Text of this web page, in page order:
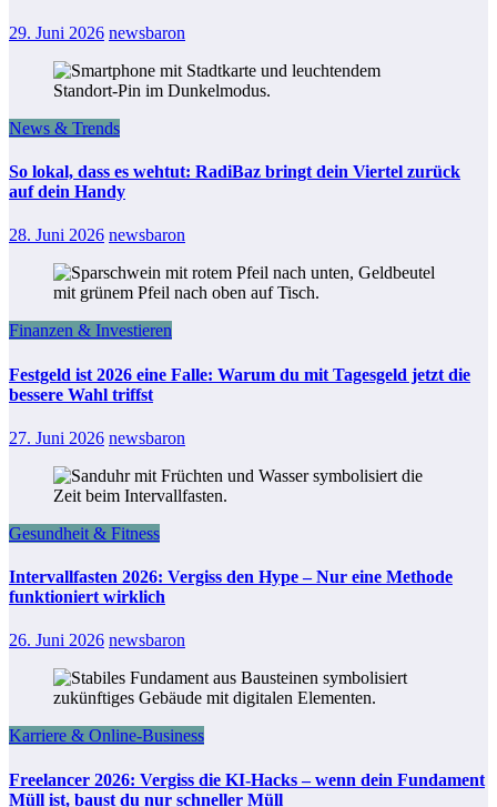
29. Juni 2026 newsbaron
News & Trends
So lokal, dass es wehtut: RadiBaz bringt dein Viertel zurück
auf dein Handy
28. Juni 2026 newsbaron
Finanzen & Investieren
Festgeld ist 2026 eine Falle: Warum du mit Tagesgeld jetzt die
bessere Wahl triffst
27. Juni 2026 newsbaron
Gesundheit & Fitness
Intervallfasten 2026: Vergiss den Hype – Nur eine Methode
funktioniert wirklich
26. Juni 2026 newsbaron
Karriere & Online-Business
Freelancer 2026: Vergiss die KI-Hacks – wenn dein Fundament
Müll ist, baust du nur schneller Müll